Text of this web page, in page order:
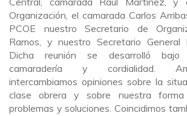
Organización, el camarada Carlos
PCOE nuestro Secretario de
Ramos, y nuestro Secretario General
Dicha reunión se desarrolló bajo
camaradería y cordialidad.
intercambiamos opiniones sobre la
clase obrera y sobre nuestra
problemas y soluciones. Coincidimos